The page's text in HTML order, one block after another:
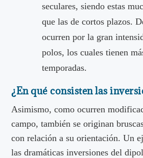
seculares, siendo estas
que las de cortos plazos.
ocurren por la gran
polos, los cuales tienen
temporadas.
¿En qué consisten las
Asimismo, como ocurren
campo, también se originan
con relación a su orientación. Un
las dramáticas inversiones del